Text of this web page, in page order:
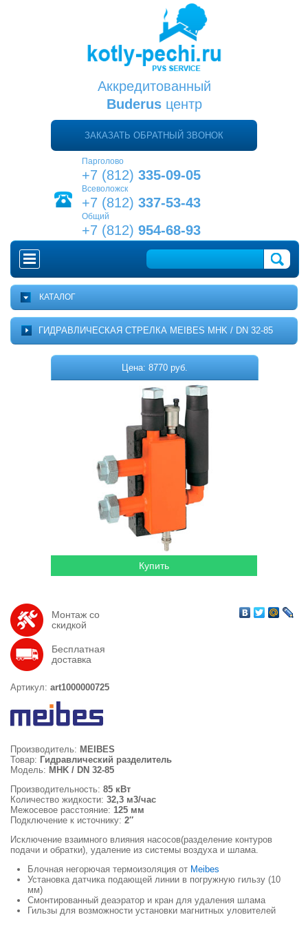
Аккредитованный
Buderusцентр
ЗАКАЗАТЬ ОБРАТНЫЙ ЗВОНОК
Парголово
+7 (812) 335-09-05
Всеволожск
+7 (812) 337-53-43
Общий
+7 (812) 954-68-93
ГЛАВНАЯ
О ПРОЕКТЕ
ДОСТАВКА
КОНТАКТЫ
КОРЗИНА
КАТАЛОГ
Комплектующие для котельных
Гидромассажные бассейны
Локальная канализация
ГИДРАВЛИЧЕСКАЯ СТРЕЛКА MEIBES MHK / DN 32-85
Цена: 8770 руб.
Монтаж со
скидкой
Бесплатная
доставка
Артикул: art1000000725
Производитель: MEIBES
Товар: Гидравлический разделитель
Модель: MHK / DN 32-85
Производительность: 85 кВт
Количество жидкости: 32,3 м3/час
Межосевое расстояние: 125 мм
Подключение к источнику: 2″
Исключение взаимного влияния насосов(разделение контуров
подачи и обратки), удаление из системы воздуха и шлама.
Блочная негорючая термоизоляция от Meibes
Установка датчика подающей линии в погружную гильзу (10
мм)
Смонтированный деаэратор и кран для удаления шлама
Гильзы для возможности установки магнитных уловителей